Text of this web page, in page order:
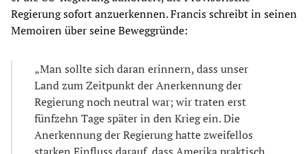
Regierung sofort anzuerkennen. Francis schreibt in seinen
Memoiren über seine Beweggründe:
„Man sollte sich daran erinnern, dass unser
Land zum Zeitpunkt der Anerkennung der
Regierung noch neutral war; wir traten erst
fünfzehn Tage später in den Krieg ein. Die
Anerkennung der Regierung hatte zweifellos